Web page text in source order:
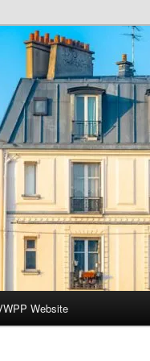
Programme à Paris
Website